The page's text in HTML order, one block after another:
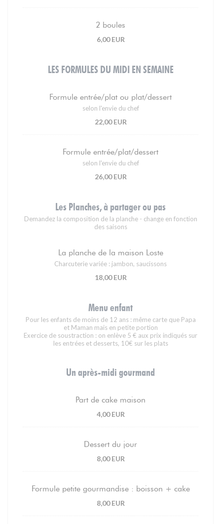
2 boules
6,00 EUR
LES FORMULES DU MIDI EN SEMAINE
Formule entrée/plat ou plat/dessert
selon l'envie du chef
22,00 EUR
Formule entrée/plat/dessert
selon l'envie du chef
26,00 EUR
Les Planches, à partager ou pas
Demandez la composition de la planche - change en fonction
des saisons
La planche de la maison Loste
Charcuterie variée : jambon, saucissons
18,00 EUR
Menu enfant
Pour les enfants de moins de 12 ans : même carte que Papa
et Maman mais en petite portion
Exercice de soustraction : on enlève 5 € aux prix indiqués sur
les entrées et desserts, 10€ sur les plats
Un après-midi gourmand
Part de cake maison
4,00 EUR
Dessert du jour
8,00 EUR
Formule petite gourmandise : boisson + cake
8,00 EUR